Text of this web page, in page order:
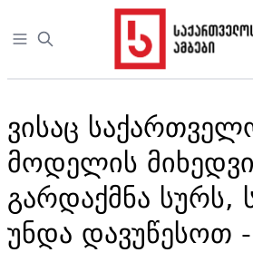
Open sidebar
ვისაც
მოდელის
გარდაქმნა სურს,
უნდა დავუწესოთ